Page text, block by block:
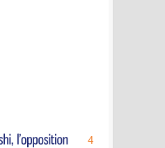
4